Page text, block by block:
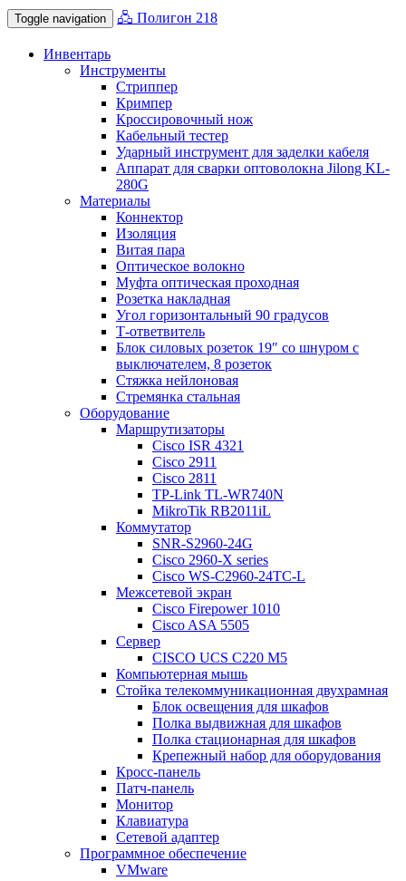
Toggle navigation 🖧 Полигон 218
Инвентарь
Инструменты
Стриппер
Кримпер
Кроссировочный нож
Кабельный тестер
Ударный инструмент для заделки кабеля
Аппарат для сварки оптоволокна Jilong KL-
280G
Материалы
Коннектор
Изоляция
Витая пара
Оптическое волокно
Муфта оптическая проходная
Розетка накладная
Угол горизонтальный 90 градусов
Т-ответвитель
Блок силовых розеток 19″ со шнуром с
выключателем, 8 розеток
Стяжка нейлоновая
Стремянка стальная
Оборудование
Маршрутизаторы
Cisco ISR 4321
Cisco 2911
Cisco 2811
TP-Link TL-WR740N
MikroTik RB2011iL
Коммутатор
SNR-S2960-24G
Cisco 2960-X series
Cisco WS-C2960-24TC-L
Межсетевой экран
Cisco Firepower 1010
Cisco ASA 5505
Сервер
CISCO UCS C220 M5
Компьютерная мышь
Стойка телекоммуникационная двухрамная
Блок освещения для шкафов
Полка выдвижная для шкафов
Полка стационарная для шкафов
Крепежный набор для оборудования
Кросс-панель
Патч-панель
Монитор
Клавиатура
Сетевой адаптер
Программное обеспечение
VMware